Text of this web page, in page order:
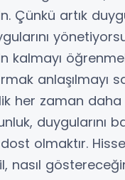
Çünkü artık
kalmayı
anlaşılmayı
her zaman daha
duygularını
olmaktır.
nasıl